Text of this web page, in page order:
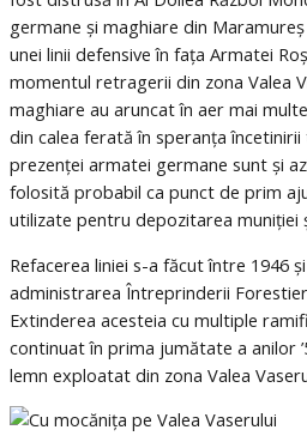
germane și maghiare din
unei linii defensive în fața Armatei
momentul retragerii din zona Valea
maghiare au aruncat în aer mai
din calea ferată în speranța
prezenței armatei germane sunt și
folosită probabil ca punct de prim
utilizate pentru depozitarea muniției
Refacerea liniei s-a făcut între 1946
administrarea Întreprinderii
Extinderea acesteia cu multiple
continuat în prima jumătate a anilor
lemn exploatat din zona Valea